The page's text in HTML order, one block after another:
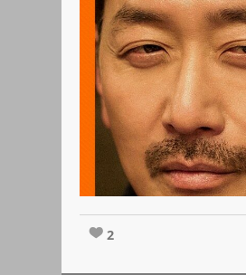
2